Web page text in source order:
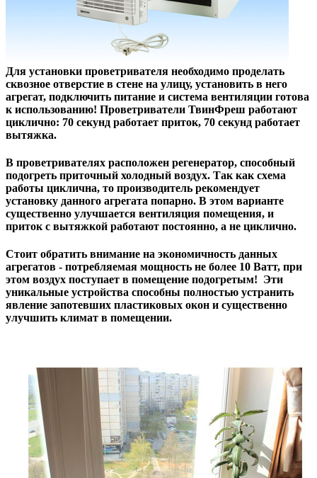
Для установки проветривателя необходимо проделать
сквозное отверстие в стене на улицу, установить в него
агрегат, подключить питание и система вентиляции готова
к использованию! Проветриватели ТвинФреш работают
циклично: 70 секунд работает приток, 70 секунд работает
вытяжка.
В проветривателях расположен регенератор, способный
подогреть приточный холодный воздух. Так как схема
работы циклична, то производитель рекомендует
установку данного агрегата попарно. В этом варианте
существенно улучшается вентиляция помещения, и
приток с вытяжкой работают постоянно, а не циклично.
Стоит обратить внимание на экономичность данных
агрегатов - потребляемая мощность не более 10 Ватт, при
этом воздух поступает в помещение подогретым! Эти
уникальные устройства способны полностью устранить
явление запотевших пластиковых окон и существенно
улучшить климат в помещении.